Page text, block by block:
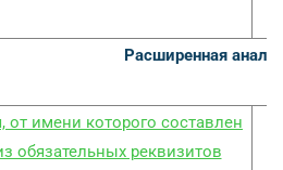
Расширенная
от имени которого составлен
обязательных реквизитов